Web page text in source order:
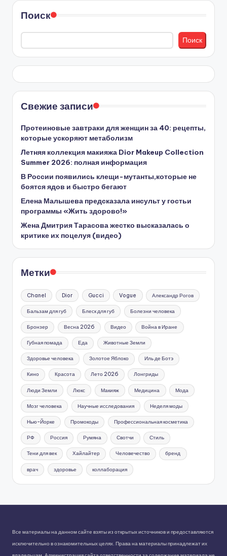
Поиск
Поиск
Свежие записи
Протеиновые завтраки для женщин за 40: рецепты,
которые ускоряют метаболизм
Летняя коллекция макияжа Dior Makeup Collection
Summer 2026: полная информация
В России появились клещи-мутанты,которые не
боятся ядов и быстро бегают
Елена Малышева предсказала инсульт у гостьи
программы «Жить здорово!»
Жена Дмитрия Тарасова жестко высказалась о
критике их поцелуя (видео)
Метки
Chanel Dior Gucci Vogue Александр Рогов
Бальзам для губ Блеск для губ Болезни человека
Бронзер Весна 2026 Видео Война в Иране
Губная помада Еда Животные Земли
Здоровье человека Золотое Яблоко Иль де Ботэ
Кино Красота Лето 2026 Лонгриды
Люди Земли Люкс Макияж Медицина Мода
Мозг человека Научные исследования Неделя моды
Нью-Йорке Промокоды Профессиональная косметика
РФ Россия Румяна Свотчи Стиль
Тени для век Хайлайтер Человечество бренд
врач здоровье коллаборация
Все материалы на данном сайте взяты из открытых источников и предоставляются
исключительно в ознакомительных целях. Права на материалы принадлежат их